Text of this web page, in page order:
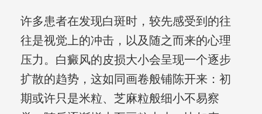
许多患者在发现白斑时，较先感受到的往
往是视觉上的冲击，以及随之而来的心理
压力。白癜风的皮损大小会呈现一个逐步
扩散的趋势，这如同画卷般铺陈开来：初
期或许只是米粒、芝麻粒般细小不易察